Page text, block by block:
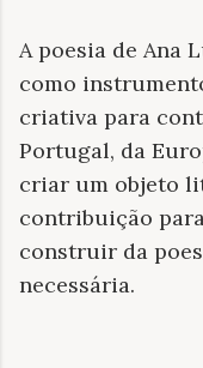
A poesia de Ana
como
criativa para
Portugal, da
criar um objeto
contribuição
construir da
necessária.